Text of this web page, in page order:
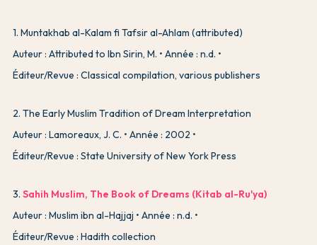
1. Muntakhab al-Kalam fi Tafsir al-Ahlam (attributed)
Auteur : Attributed to Ibn Sirin, M.
Année : n.d.
Éditeur/Revue : Classical compilation, various publishers
2. The Early Muslim Tradition of Dream Interpretation
Auteur : Lamoreaux, J. C.
Année : 2002
Éditeur/Revue : State University of New York Press
3. Sahih Muslim, The Book of Dreams (Kitab al-Ru'ya)
Auteur : Muslim ibn al-Hajjaj
Année : n.d.
Éditeur/Revue : Hadith collection